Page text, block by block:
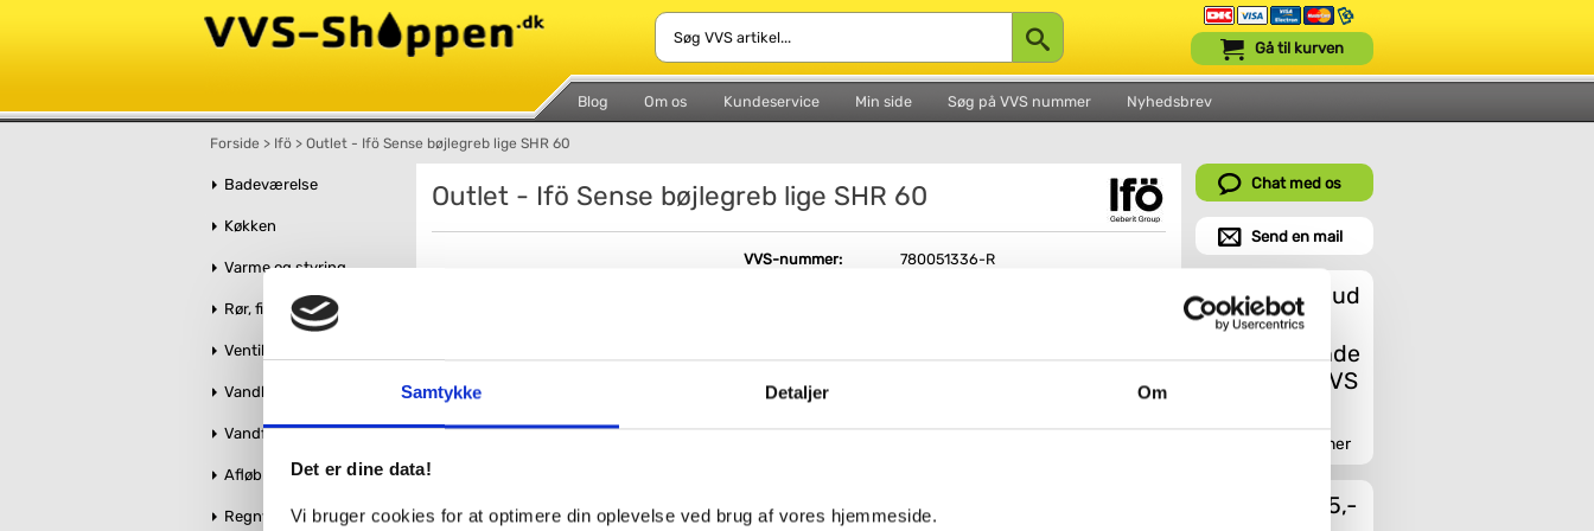
Samtykke Detaljer Om
Det er dine data!
Vi bruger cookies for at optimere din oplevelse ved brug af vores hjemmeside.
Blog Om os Kundeservice Min side Søg på VVS nummer Nyhedsbrev
Gå til kurven
Forside > Ifö > Outlet - Ifö Sense bøjlegreb lige SHR 60
Badeværelse
Køkken
Varme og styring
Rør, fittings og tilbehør
Ventiler og stophaner
Vandbehandling
Vandforsyning
Afløb og kloak
Regnvandshåndtering
Outlet - Ifö Sense bøjlegreb lige SHR 60
VVS-nummer:
780051336-R
Fri fragt fra 4.995,-
Chat med os
Send en mail
Et godt tilbud
Indhent tilbud her
Fragt fra 45,-